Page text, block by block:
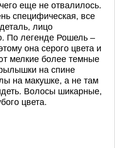
еще не отвалилось.
специфическая, все
лицо
По легенде Рошель –
она серого цвета и
мелкие более темные
на спине
на макушке, а не там
Волосы шикарные,
цвета.